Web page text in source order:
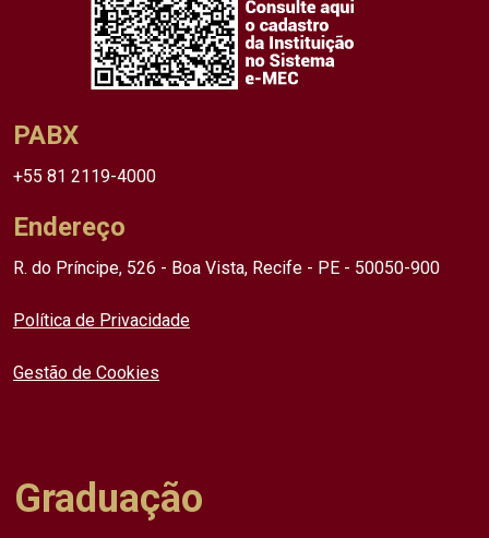
PABX
+55 81 2119-4000
Endereço
R. do Príncipe, 526 - Boa Vista, Recife - PE - 50050-900
Política de Privacidade
Gestão de Cookies
Graduação